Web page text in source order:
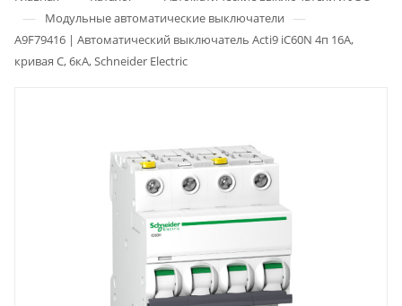
— Модульные автоматические выключатели —
A9F79416 | Автоматический выключатель Acti9 iC60N 4п 16А,
кривая C, 6кА, Schneider Electric